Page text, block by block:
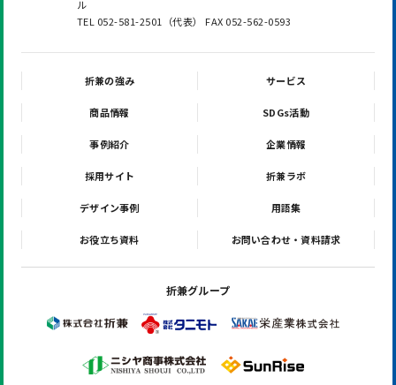
ル
TEL 052-581-2501（代表） FAX 052-562-0593
折兼の強み サービス
商品情報 SDGs活動
事例紹介 企業情報
採用サイト 折兼ラボ
デザイン事例 用語集
お役立ち資料 お問い合わせ・資料請求
折兼グループ